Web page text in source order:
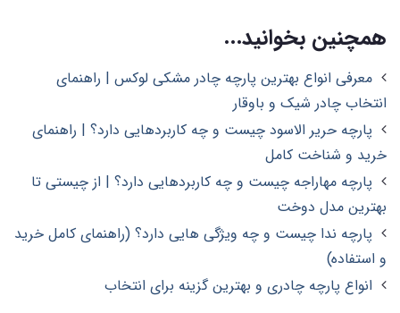
همچنین بخوانید...
معرفی انواع بهترین پارچه چادر مشکی لوکس | راهنمای
انتخاب چادر شیک و باوقار
پارچه حریر الاسود چیست و چه کاربردهایی دارد؟ | راهنمای
خرید و شناخت کامل
پارچه مهاراجه چیست و چه کاربردهایی دارد؟ | از چیستی تا
بهترین مدل دوخت
پارچه ندا چیست و چه ویژگی هایی دارد؟ (راهنمای کامل خرید
و استفاده)
انواع پارچه چادری و بهترین گزینه برای انتخاب